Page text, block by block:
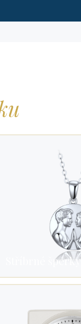
Stříbrné šperky